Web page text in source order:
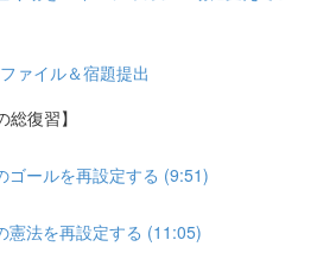
ァイル＆宿題提出
復習】
ールを再設定する (9:51)
法を再設定する (11:05)